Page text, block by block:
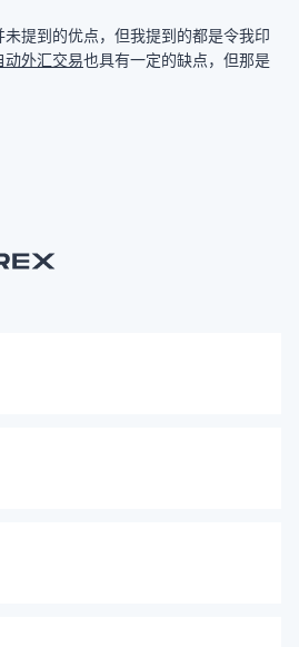
提到的优点，但我提到的都是令我印
动外汇交易也具有一定的缺点，但那是